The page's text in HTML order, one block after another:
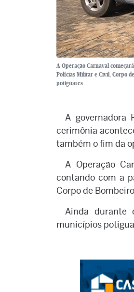
A Operação Carnaval
Polícias Militar e Civil, Corpo
potiguares.
A governadora
cerimônia
também o fim da
A Operação
contando com a
Corpo de
Ainda durante
municípios